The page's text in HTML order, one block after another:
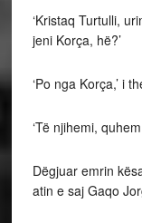
‘Kristaq Turtulli,
jeni Korça, hë?’
‘Po nga Korça,’ i
‘Të njihemi,
Dëgjuar emrin
atin e saj Gaqo